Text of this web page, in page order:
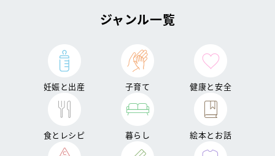
ジャンル一覧
妊娠と出産 子育て 健康と安全
食とレシピ 暮らし 絵本とお話